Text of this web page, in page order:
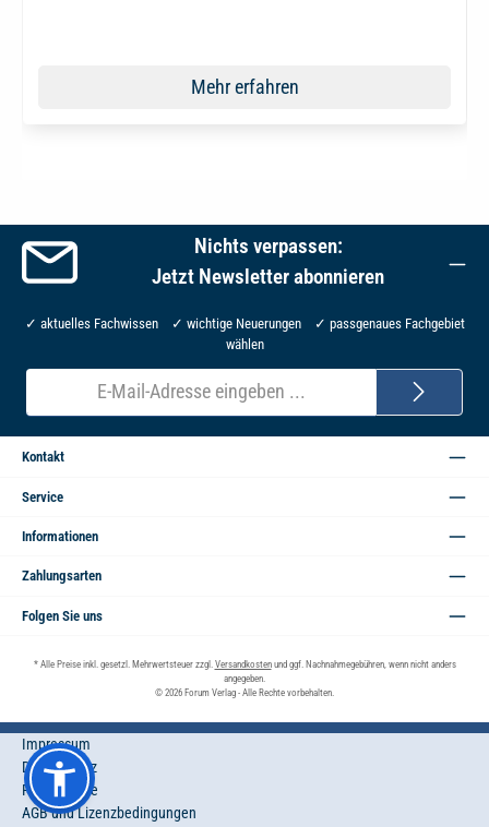
Mehr erfahren
Nichts verpassen:
Jetzt Newsletter abonnieren
✓ aktuelles Fachwissen ✓ wichtige Neuerungen ✓ passgenaues Fachgebiet
wählen
E-
Mail-
Adresse*
Kontakt
Service
Informationen
Zahlungsarten
Folgen Sie uns
* Alle Preise inkl. gesetzl. Mehrwertsteuer zzgl. Versandkostenund ggf. Nachnahmegebühren, wenn nicht anders
angegeben.
© 2026 Forum Verlag - Alle Rechte vorbehalten.
Impressum
Datenschutz
Privatsphäre
AGB und Lizenzbedingungen